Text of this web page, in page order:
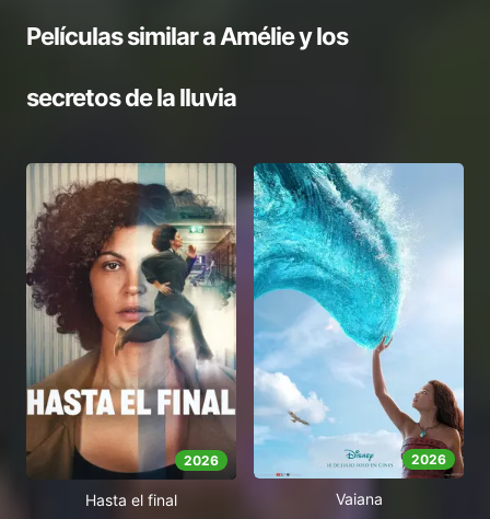
Películas similar aAmélie y los
secretos de la lluvia
2026
Hasta el final
2026
Vaiana